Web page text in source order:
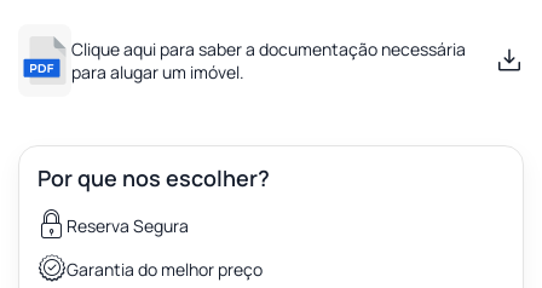
Clique aqui para saber a documentação necessária
para alugar um imóvel.
Por que nos escolher?
Reserva Segura
Garantia do melhor preço